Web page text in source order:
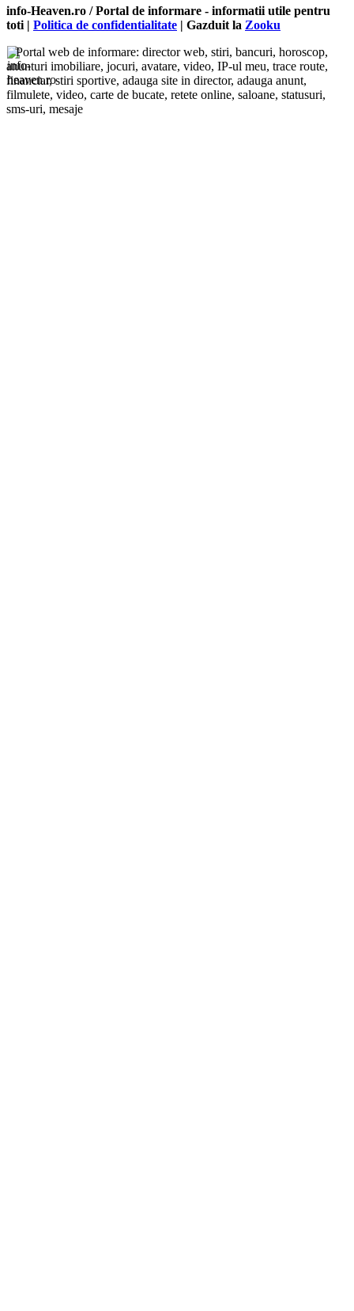
info-Heaven.ro / Portal de informare - informatii utile pentru
toti | Politica de confidentialitate | Gazduit la Zooku
Portal web de informare: director web, stiri, bancuri, horoscop,
anunturi imobiliare, jocuri, avatare, video, IP-ul meu, trace route,
financiar, stiri sportive, adauga site in director, adauga anunt,
filmulete, video, carte de bucate, retete online, saloane, statusuri,
sms-uri, mesaje